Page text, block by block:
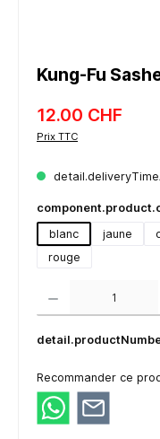
Kung-Fu
12.00 CHF
Prix TTC
blanc
jaune
rouge
Recommander ce